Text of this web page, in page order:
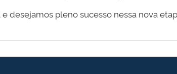
desejamos pleno sucesso nessa nova